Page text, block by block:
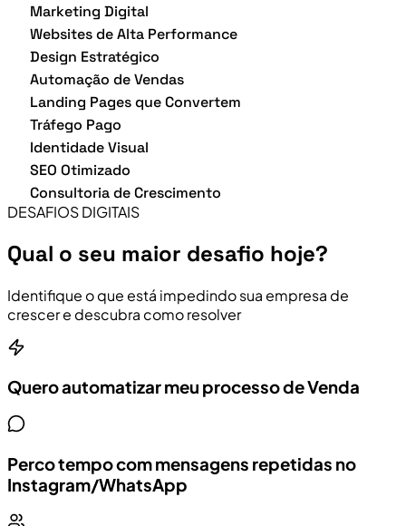
Marketing Digital
Websites de Alta Performance
Design Estratégico
Automação de Vendas
Landing Pages que Convertem
Tráfego Pago
Identidade Visual
SEO Otimizado
Consultoria de Crescimento
DESAFIOS DIGITAIS
Qual o seu maior desafio hoje?
Identifique o que está impedindo sua empresa de
crescer e descubra como resolver
Quero automatizar meu processo de Venda
Perco tempo com mensagens repetidas no
Instagram/WhatsApp